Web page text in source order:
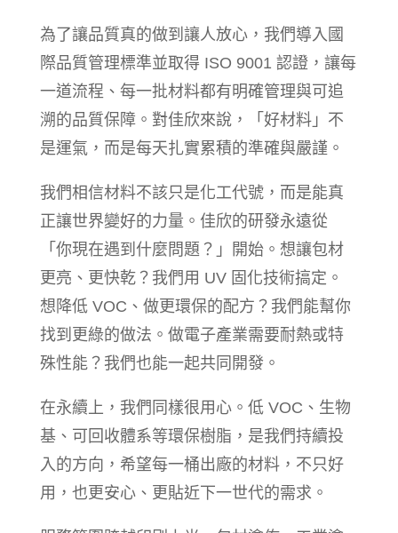
為了讓品質真的做到讓人放心，我們導入國
際品質管理標準並取得 ISO 9001 認證，讓每
一道流程、每一批材料都有明確管理與可追
溯的品質保障。對佳欣來說，「好材料」不
是運氣，而是每天扎實累積的準確與嚴謹。
我們相信材料不該只是化工代號，而是能真
正讓世界變好的力量。佳欣的研發永遠從
「你現在遇到什麼問題？」開始。想讓包材
更亮、更快乾？我們用 UV 固化技術搞定。
想降低 VOC、做更環保的配方？我們能幫你
找到更綠的做法。做電子產業需要耐熱或特
殊性能？我們也能一起共同開發。
在永續上，我們同樣很用心。低 VOC、生物
基、可回收體系等環保樹脂，是我們持續投
入的方向，希望每一桶出廠的材料，不只好
用，也更安心、更貼近下一世代的需求。